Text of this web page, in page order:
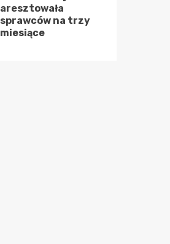
aresztowała
sprawców na trzy
miesiące